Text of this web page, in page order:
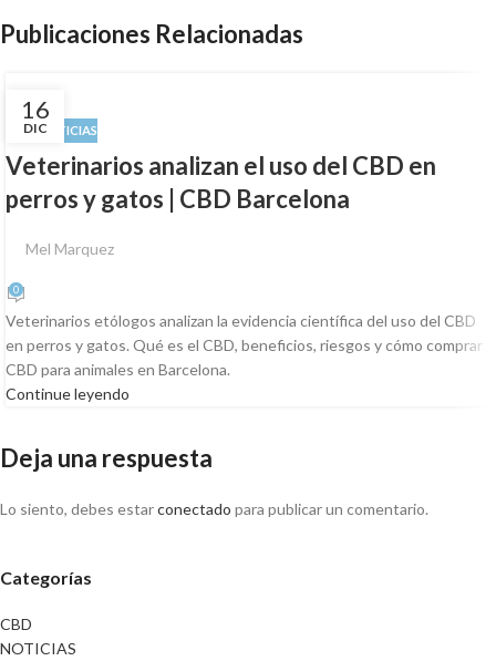
Publicaciones Relacionadas
16
DIC
CBD,NOTICIAS
Veterinarios analizan el uso del CBD en
perros y gatos | CBD Barcelona
Mel Marquez
0
Veterinarios etólogos analizan la evidencia científica del uso del CBD
en perros y gatos. Qué es el CBD, beneficios, riesgos y cómo comprar
CBD para animales en Barcelona.
Continue leyendo
Deja una respuesta
Lo siento, debes estarconectado para publicar un comentario.
Categorías
CBD
NOTICIAS